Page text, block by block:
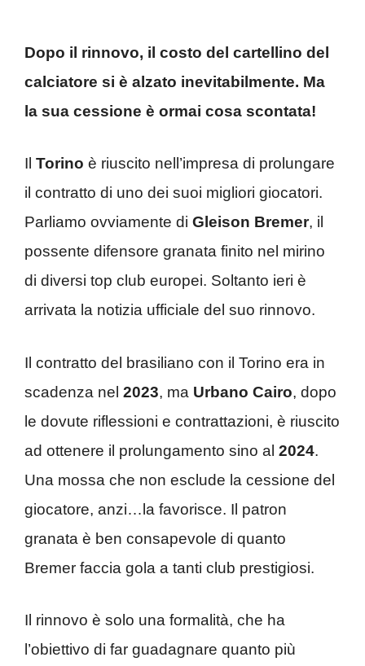
Dopo il rinnovo, il costo del cartellino del
calciatore si è alzato inevitabilmente. Ma
la sua cessione è ormai cosa scontata!
Il Torino è riuscito nell’impresa di prolungare
il contratto di uno dei suoi migliori giocatori.
Parliamo ovviamente di Gleison Bremer, il
possente difensore granata finito nel mirino
di diversi top club europei. Soltanto ieri è
arrivata la notizia ufficiale del suo rinnovo.
Il contratto del brasiliano con il Torino era in
scadenza nel 2023, ma Urbano Cairo, dopo
le dovute riflessioni e contrattazioni, è riuscito
ad ottenere il prolungamento sino al 2024.
Una mossa che non esclude la cessione del
giocatore, anzi…la favorisce. Il patron
granata è ben consapevole di quanto
Bremer faccia gola a tanti club prestigiosi.
Il rinnovo è solo una formalità, che ha
l’obiettivo di far guadagnare quanto più